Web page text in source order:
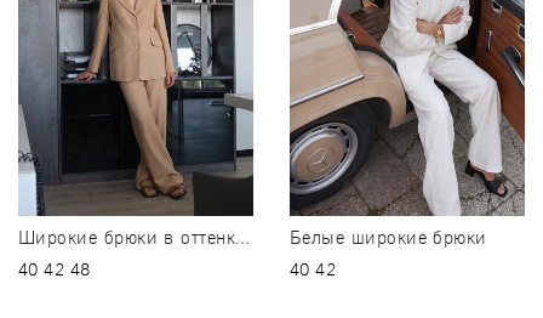
Добавить размерный ряд
Сбросить
Только в офлайн магазинах
Подробнее
44 - +
46 - +
48 - +
Добавить размерный
4042 48
Белые широкие брюки
4042